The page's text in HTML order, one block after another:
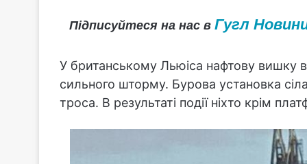
Підписуйтеся на нас в Гугл
У британському Льюіса нафтову вишку
сильного шторму. Бурова установка
троса. В результаті події ніхто крім